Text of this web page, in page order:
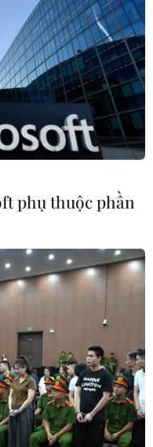
Thương mại và
từ năm 2004 đến
là đối tác thương
châu Á Bác Ngao phát
Khánh/TTXVN)
quán Trung Quốc
Việt Nam, Ủy ban
và Phòng Thương
phụ thuộc phần